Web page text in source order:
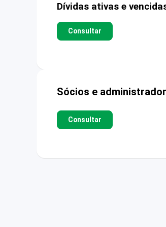
Dívidas ativas e
Consultar
Sócios e
Consultar